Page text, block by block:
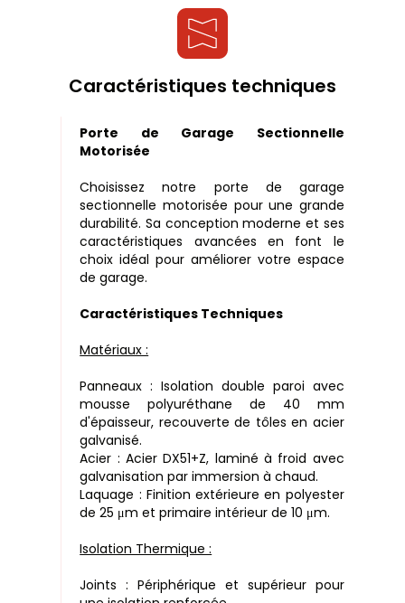
Caractéristiques techniques
Porte de Garage Sectionnelle
Motorisée
Choisissez notre porte de garage
sectionnelle motorisée pour une grande
durabilité. Sa conception moderne et ses
caractéristiques avancées en font le
choix idéal pour améliorer votre espace
de garage.
Caractéristiques Techniques
Matériaux :
Panneaux : Isolation double paroi avec
mousse polyuréthane de 40 mm
d'épaisseur, recouverte de tôles en acier
galvanisé.
Acier : Acier DX51+Z, laminé à froid avec
galvanisation par immersion à chaud.
Laquage : Finition extérieure en polyester
de 25 μm et primaire intérieur de 10 μm.
Isolation Thermique :
Joints : Périphérique et supérieur pour